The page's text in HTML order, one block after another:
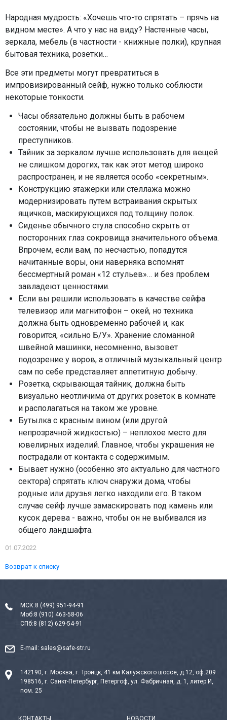
Народная мудрость: «Хочешь что-то спрятать – прячь на
видном месте». А что у нас на виду? Настенные часы,
зеркала, мебель (в частности - книжные полки), крупная
бытовая техника, розетки…
Все эти предметы могут превратиться в
импровизированный сейф, нужно только соблюсти
некоторые тонкости.
Часы обязательно должны быть в рабочем
состоянии, чтобы не вызвать подозрение
преступников.
Тайник за зеркалом лучше использовать для вещей
не слишком дорогих, так как этот метод широко
распространен, и не является особо «секретным».
Конструкцию этажерки или стеллажа можно
модернизировать путем встраивания скрытых
ящичков, маскирующихся под толщину полок.
Сиденье обычного стула способно скрыть от
посторонних глаз сокровища значительного объема.
Впрочем, если вам, по несчастью, попадутся
начитанные воры, они наверняка вспомнят
бессмертный роман «12 стульев»… и без проблем
завладеют ценностями.
Если вы решили использовать в качестве сейфа
телевизор или магнитофон – окей, но техника
должна быть одновременно рабочей и, как
говорится, «сильно Б/У». Хранение сломанной
швейной машинки, несомненно, вызовет
подозрение у воров, а отличный музыкальный центр
сам по себе представляет аппетитную добычу.
Розетка, скрывающая тайник, должна быть
визуально неотличима от других розеток в комнате
и располагаться на таком же уровне.
Бутылка с красным вином (или другой
непрозрачной жидкостью) – неплохое место для
ювелирных изделий. Главное, чтобы украшения не
пострадали от контакта с содержимым.
Бывает нужно (особенно это актуально для частного
сектора) спрятать ключ снаружи дома, чтобы
родные или друзья легко находили его. В таком
случае сейф лучше замаскировать под камень или
кусок дерева - важно, чтобы он не выбивался из
общего ландшафта.
01.07.2022
Возврат к списку
МСК:8 (499) 951-94-91
Моб:8 (910) 463-58-06
СПб:8 (812) 629-54-91
E-mail: sales@safe-str.ru
142190, г. Москва, г. Троицк, 41 км Калужского шоссе, д.12, оф.209
198516, г. Санкт-Петербург, Петергоф, ул. Фабричная, д. 1, литер И,
пом. 25
КОНТАКТЫ НОВОСТИ